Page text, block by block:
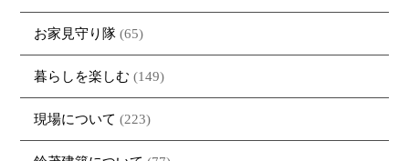
お家見守り隊 (65)
暮らしを楽しむ (149)
現場について (223)